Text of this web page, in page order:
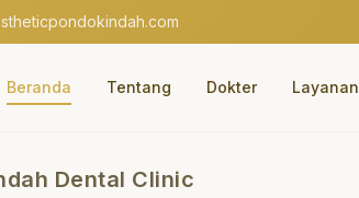
Beranda Tentang Dokter Layanan
Dental Clinic